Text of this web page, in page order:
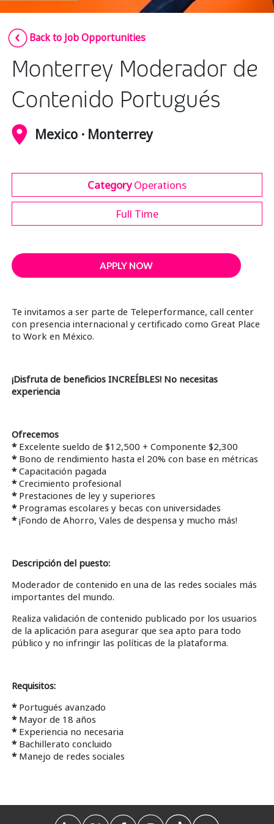
Smartshoring
Work-from-home solution
Insurance
Media
Retail and e-commerce
Technology
Back to Job Opportunities
Monterrey Moderador de
Contenido Portugués
Mexico · Monterrey
CategoryOperations
Full Time
APPLY NOW
Te invitamos a ser parte de Teleperformance, call center
con presencia internacional y certificado como Great Place
to Work en México.
¡Disfruta de beneficios INCREÍBLES! No necesitas
experiencia
Ofrecemos
*Excelente sueldo de $12,500 + Componente $2,300
*Bono de rendimiento hasta el 20% con base en métricas
*Capacitación pagada
*Crecimiento profesional
*Prestaciones de ley y superiores
*Programas escolares y becas con universidades
*¡Fondo de Ahorro, Vales de despensa y mucho más!
Descripción del puesto:
Moderador de contenido en una de las redes sociales más
importantes del mundo.
Realiza validación de contenido publicado por los usuarios
de la aplicación para asegurar que sea apto para todo
público y no infringir las políticas de la plataforma.
Requisitos:
* Portugués avanzado
* Mayor de 18 años
* Experiencia no necesaria
* Bachillerato concluido
* Manejo de redes sociales